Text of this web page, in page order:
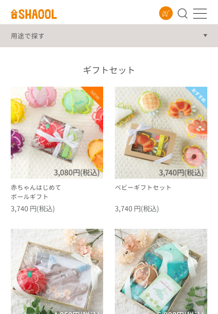
ギフトセット
赤ちゃんはじめて
ボールギフト
3,740 円(税込)
ベビーギフトセット
3,740 円(税込)
用途